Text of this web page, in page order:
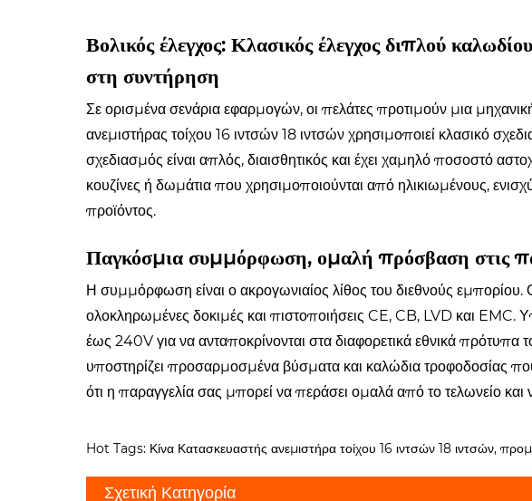
Βολικός έλεγχος: Κλασικός έλεγχος διπλού
στη συντήρηση
Σε ορισμένα σενάρια εφαρμογών, οι πελάτες προτιμούν μια
ανεμιστήρας τοίχου 16 ιντσών 18 ιντσών χρησιμοποιεί κλασικό
σχεδιασμός είναι απλός, διαισθητικός και έχει χαμηλό ποσοστό
κουζίνες ή δωμάτια που χρησιμοποιούνται από ηλικιωμένους,
προϊόντος.
Παγκόσμια συμμόρφωση, ομαλή πρόσβαση στις
Η συμμόρφωση είναι ο ακρογωνιαίος λίθος του διεθνούς εμπορίου.
ολοκληρωμένες δοκιμές και πιστοποιήσεις CE, CB, LVD και
έως 240V για να ανταποκρίνονται στα διαφορετικά εθνικά πρότυπα
υποστηρίζει προσαρμοσμένα βύσματα και καλώδια τροφοδοσίας
ότι η παραγγελία σας μπορεί να περάσει ομαλά από το τελωνείο
Hot Tags: Κίνα Κατασκευαστής ανεμιστήρα τοίχου 16 ιντσών 18 ιντσών,
Σχετική Κατηγορία